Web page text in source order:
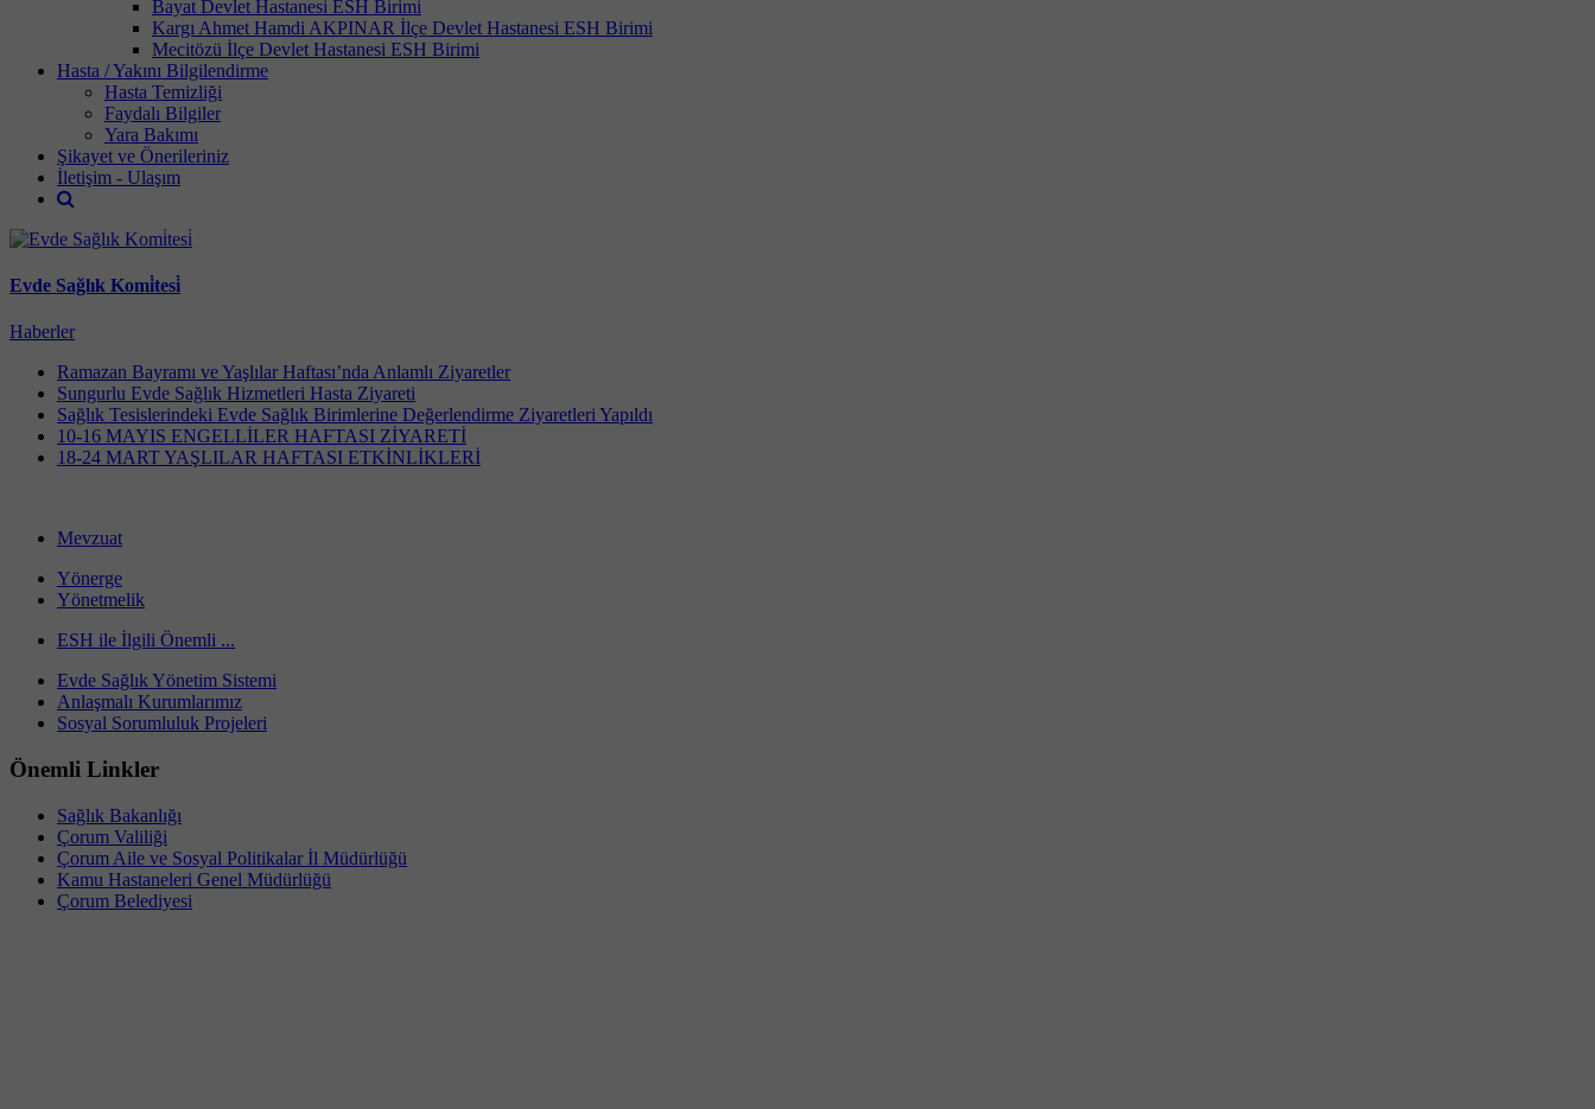
Bayat Devlet Hastanesi ESH Birimi
Kargı Ahmet Hamdi AKPINAR İlçe Devlet Hastanesi ESH Birimi
Mecitözü İlçe Devlet Hastanesi ESH Birimi
Hasta / Yakını Bilgilendirme
Hasta Temizliği
Faydalı Bilgiler
Yara Bakımı
Şikayet ve Önerileriniz
İletişim - Ulaşım
Evde Sağlık Komi̇tesi̇
Haberler
Ramazan Bayramı ve Yaşlılar Haftası’nda Anlamlı Ziyaretler
Sungurlu Evde Sağlık Hizmetleri Hasta Ziyareti
Sağlık Tesislerindeki Evde Sağlık Birimlerine Değerlendirme Ziyaretleri Yapıldı
10-16 MAYIS ENGELLİLER HAFTASI ZİYARETİ
18-24 MART YAŞLILAR HAFTASI ETKİNLİKLERİ
Mevzuat
Yönerge
Yönetmelik
ESH ile İlgili Önemli ...
Evde Sağlık Yönetim Sistemi
Anlaşmalı Kurumlarımız
Sosyal Sorumluluk Projeleri
Önemli Linkler
Sağlık Bakanlığı
Çorum Valiliği
Çorum Aile ve Sosyal Politikalar İl Müdürlüğü
Kamu Hastaneleri Genel Müdürlüğü
Çorum Belediyesi